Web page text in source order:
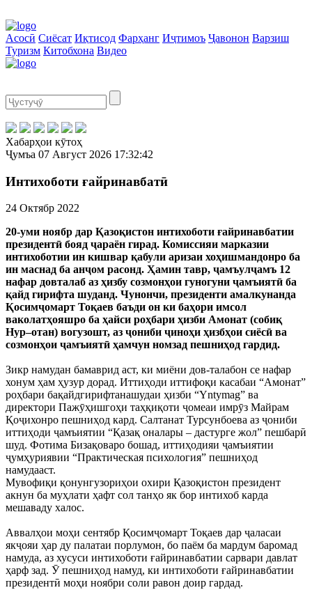
Асосӣ Сиёсат Иқтисод Фарҳанг Иҷтимоъ Ҷавонон Варзиш
Туризм Китобхона Видео
Хабарҳои кӯтоҳ
Ҷумъа 07 Август 2026 17:32:42
Интихоботи ғайринавбатӣ
24 Октябр 2022
20-уми ноябр дар Қазоқистон интихоботи ғайринавбатии
президентӣ бояд ҷараён гирад. Комиссияи марказии
интихоботии ин кишвар қабули аризаи хоҳишмандонро ба
ин маснад ба анҷом расонд. Ҳамин тавр, ҷамъулҷамъ 12
нафар довталаб аз ҳизбу созмонҳои гуногуни ҷамъиятӣ ба
қайд гирифта шуданд. Чунончи, президенти амалкунанда
Қосимҷомарт Тоқаев баъди он ки баҳори имсол
ваколатҳояшро ба ҳайси роҳбари ҳизби Амонат (собиқ
Нур–отан) вогузошт, аз ҷониби ҷиноҳи ҳизбҳои сиёсӣ ва
созмонҳои ҷамъиятӣ ҳамчун номзад пешниҳод гардид.
Зикр намудан бамаврид аст, ки миёни дов-талабон се нафар
хонум ҳам ҳузур дорад. Иттиҳоди иттифоқи касабаи “Амонат”
роҳбари бақайдгирифтанашудаи ҳизби “Yntymag” ва
директори Пажӯҳишгоҳи таҳқиқоти ҷомеаи имрӯз Майрам
Қоҷихонро пешниҳод кард. Салтанат Турсунбоева аз ҷониби
иттиҳоди ҷамъиятии “Қазақ оналары – дастурге жол” пешбарӣ
шуд. Фотима Бизақоваро бошад, иттиҳодияи ҷамъиятии
ҷумҳуриявии “Практическая психология” пешниҳод
намудааст.
Мувофиқи қонунгузориҳои охири Қазоқистон президент
акнун ба муҳлати ҳафт сол танҳо як бор интихоб карда
мешаваду халос.
Аввалҳои моҳи сентябр Қосимҷомарт Тоқаев дар ҷаласаи
якҷояи ҳар ду палатаи порлумон, бо паём ба мардум баромад
намуда, аз хусуси интихоботи ғайринавбатии сарвари давлат
ҳарф зад. Ӯ пешниҳод намуд, ки интихоботи ғайринавбатии
президентӣ моҳи ноябри соли равон доир гардад.